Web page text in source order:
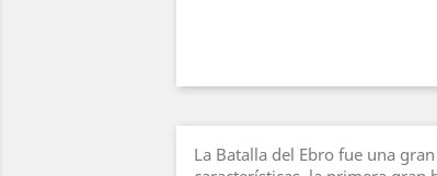
La Batalla del Ebro fue una